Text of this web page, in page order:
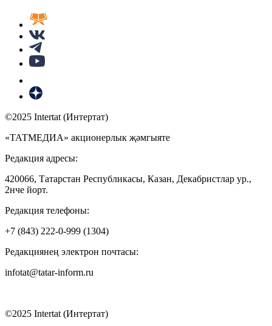
©2025 Intertat (Интертат)
«ТАТМЕДИА» акционерлык җәмгыяте
Редакция адресы:
420066, Татарстан Республикасы, Казан, Декабристлар ур.,
2нче йорт.
Редакция телефоны:
+7 (843) 222-0-999 (1304)
Редакциянең электрон почтасы:
infotat@tatar-inform.ru
©2025 Intertat (Интертат)